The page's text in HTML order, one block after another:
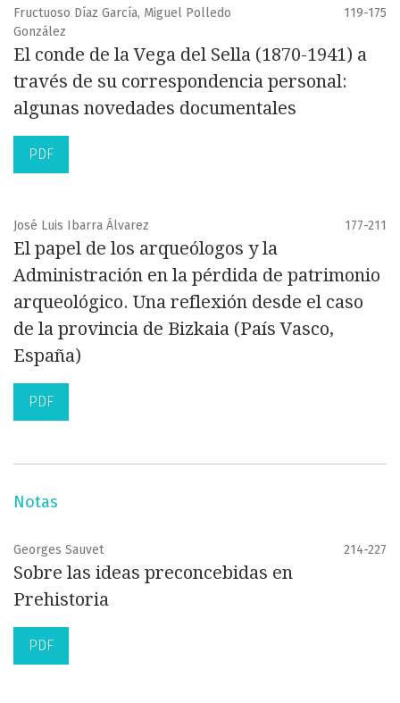
Fructuoso Díaz García, Miguel Polledo
González
119-175
El conde de la Vega del Sella (1870-1941) a
través de su correspondencia personal:
algunas novedades documentales
PDF
José Luis Ibarra Álvarez 177-211
El papel de los arqueólogos y la
Administración en la pérdida de patrimonio
arqueológico. Una reflexión desde el caso
de la provincia de Bizkaia (País Vasco,
España)
PDF
Notas
Georges Sauvet 214-227
Sobre las ideas preconcebidas en
Prehistoria
PDF